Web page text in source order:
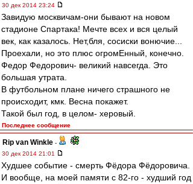
30 дек 2014 23:24
Завидую москвичам-они бывают на новом
стадионе Спартака! Мечте всех и вся целый
век, как казалось. Нет,бля, сосиски вонючие...
Проехали, но это плюс огромЕнный, конечно.
Федор Федорович- великий навсегда. Это
большая утрата.
В футбольном плане ничего страшного не
происходит, кмк. Весна покажет.
Такой был год, в целом- херовый.
Последнее сообщение
Rip van Winkle -
30 дек 2014 21:01
Худшее событие - смерть Фёдора Фёдоровича.
И вообще, на моей памяти с 82-го - худший год